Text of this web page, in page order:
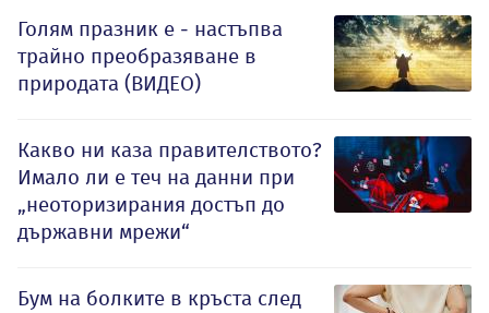
Голям празник е - настъпва
трайно преобразяване в
природата (ВИДЕО)
Какво ни каза правителството?
Имало ли е теч на данни при
„неоторизирания достъп до
държавни мрежи“
Бум на болките в кръста след